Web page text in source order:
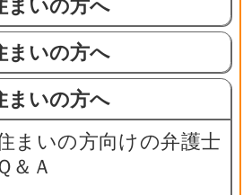
まいの方へ
まいの方へ
まいの方へ
まいの方向けの弁護士
＆Ａ